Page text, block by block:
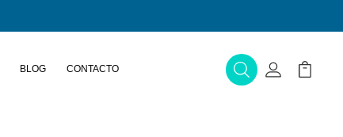
BLOG CONTACTO BuscarMi Cuenta
Mi